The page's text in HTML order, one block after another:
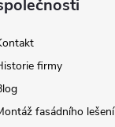
firmy
fasádního lešení